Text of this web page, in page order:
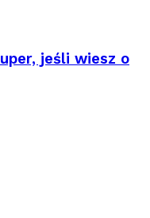
jeśli wiesz o